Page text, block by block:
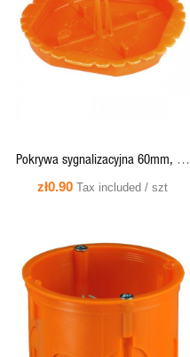
QUICK VIEW
Pokrywa sygnalizacyjna 60mm, do
puszek podtynkowych - PS60
zł0.90 Tax included / szt
QUICK VIEW